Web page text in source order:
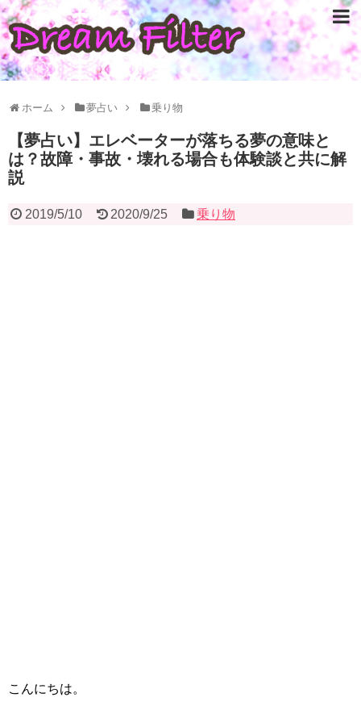
ホーム 夢占い 乗り物
【夢占い】エレベーターが落ちる夢の意味と
は？故障・事故・壊れる場合も体験談と共に解
説
2019/5/10 2020/9/25 乗り物
こんにちは。